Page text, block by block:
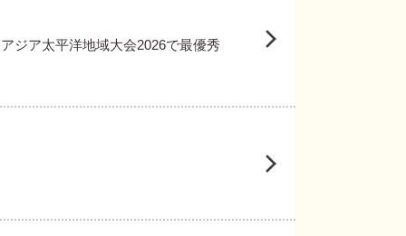
ジア太平洋地域大会2026で最優秀